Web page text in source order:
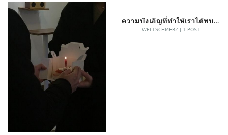
ความบังเอิญที่ทำให้เราได้พบกัน
WELTSCHMERZ | 1 POST